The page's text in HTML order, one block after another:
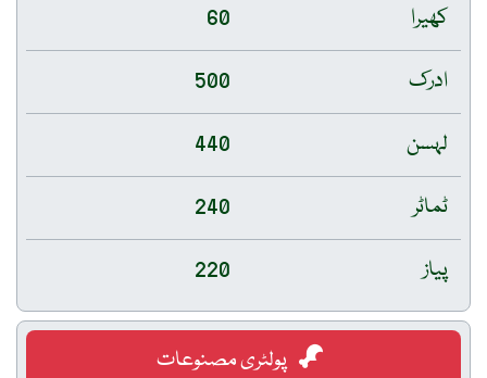
کھیرا
60
ادرک
500
لہسن
440
ٹماٹر
240
پیاز
220
پولٹری مصنوعات